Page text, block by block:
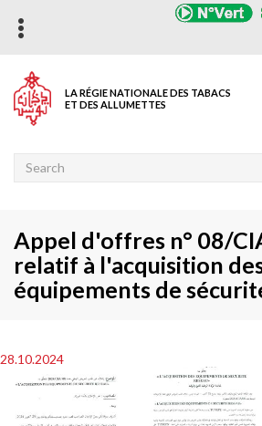
contenu
LA RÉGIE NATIONALE DES TABACS
ET DES ALLUMETTES
Rechercher
Appel d'offres n° 08/
relatif à l'acquisition
équipements de
28.10.2024